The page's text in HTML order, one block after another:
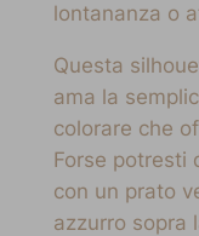
lontananza o
Questa
ama la
colorare che
Forse potresti
con un prato
azzurro sopra